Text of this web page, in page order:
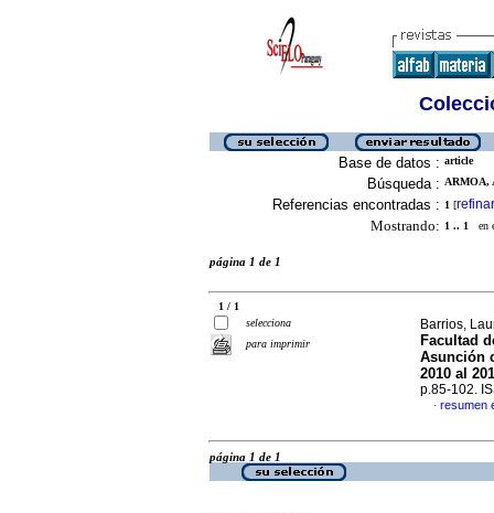
Base de datos : article
Búsqueda : ARMOA,
Referencias encontradas : 1 [refinar
Mostrando: 1 .. 1 en
página 1 de 1
1 / 1
selecciona
para imprimir
Barrios,
Facultad
Asunción
2010 al
p.85-102.
· resumen
página 1 de 1